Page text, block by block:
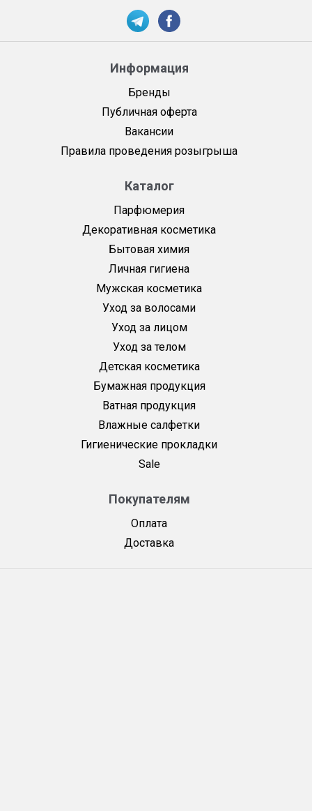
Информация
Бренды
Публичная оферта
Вакансии
Правила проведения розыгрыша
Каталог
Парфюмерия
Декоративная косметика
Бытовая химия
Личная гигиена
Мужская косметика
Уход за волосами
Уход за лицом
Уход за телом
Детская косметика
Бумажная продукция
Ватная продукция
Влажные салфетки
Гигиенические прокладки
Sale
Покупателям
Оплата
Доставка